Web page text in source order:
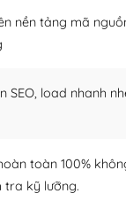
nền tảng mã
SEO, load nhanh
toàn 100%
tra kỹ lưỡng.